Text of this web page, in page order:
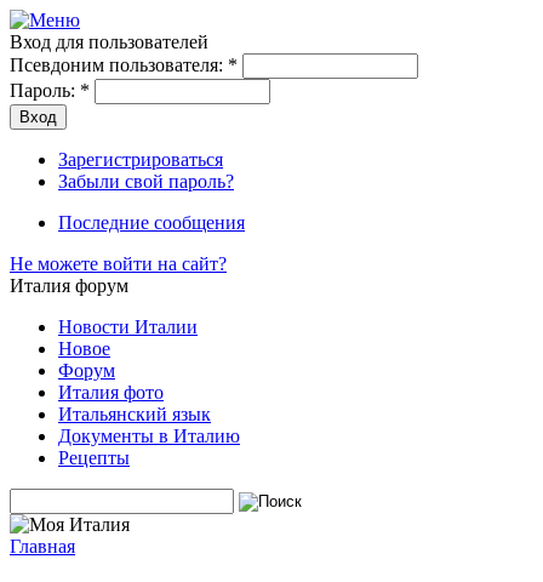
Вход для пользователей
Псевдоним пользователя: *
Пароль: *
Зарегистрироваться
Забыли свой пароль?
Последние сообщения
Не можете войти на сайт?
Италия форум
Новости Италии
Новое
Форум
Италия фото
Итальянский язык
Документы в Италию
Рецепты
Главная